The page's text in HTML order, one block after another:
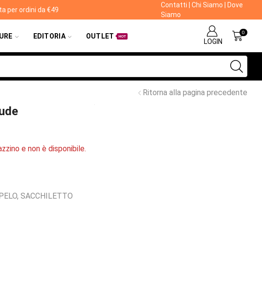
per ordini da €49
Contatti Chi Siamo
Dove
Siamo
EDITORIA OUTLET HOT
LOGIN
0
Ritorna alla pagina precedente
e non è disponibile.
SACCHILETTO